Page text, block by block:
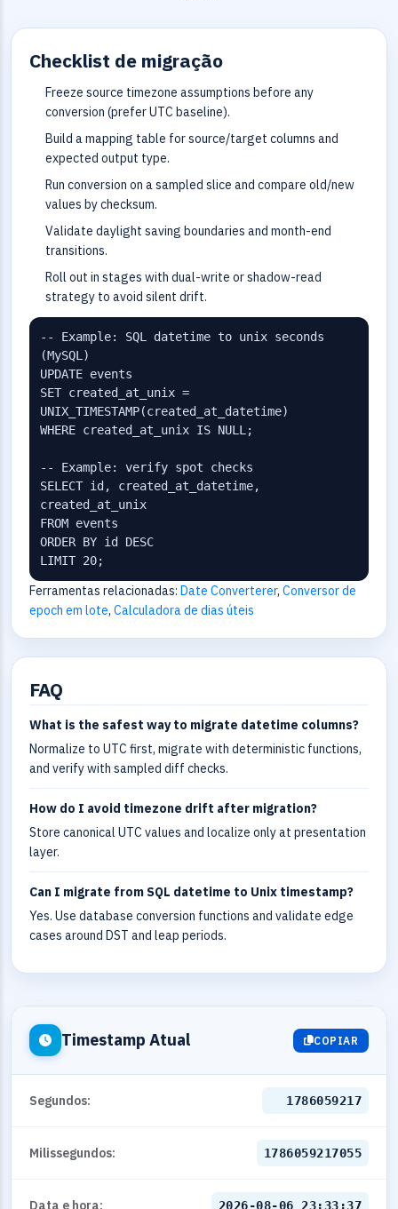
Checklist de migração
Freeze source timezone assumptions before any
conversion (prefer UTC baseline).
Build a mapping table for source/target columns and
expected output type.
Run conversion on a sampled slice and compare old/new
values by checksum.
Validate daylight saving boundaries and month-end
transitions.
Roll out in stages with dual-write or shadow-read
strategy to avoid silent drift.
-- Example: SQL datetime to unix seconds
(MySQL)
UPDATE events
SET created_at_unix =
UNIX_TIMESTAMP(created_at_datetime)
WHERE created_at_unix IS NULL;
-- Example: verify spot checks
SELECT id, created_at_datetime,
created_at_unix
FROM events
ORDER BY id DESC
LIMIT 20;
Ferramentas relacionadas: Date Converterer, Conversor de
epoch em lote, Calculadora de dias úteis
FAQ
What is the safest way to migrate datetime columns?
Normalize to UTC first, migrate with deterministic functions,
and verify with sampled diff checks.
How do I avoid timezone drift after migration?
Store canonical UTC values and localize only at presentation
layer.
Can I migrate from SQL datetime to Unix timestamp?
Yes. Use database conversion functions and validate edge
cases around DST and leap periods.
Timestamp Atual COPIAR
Segundos: 1786059217
Milissegundos: 1786059217055
Data e hora: 2026-08-06 23:33:37